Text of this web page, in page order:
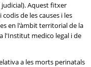
Aquest fitxer
de les causes i les
en l'àmbit territorial de la
l'Institut medico legal i de
a les morts perinatals